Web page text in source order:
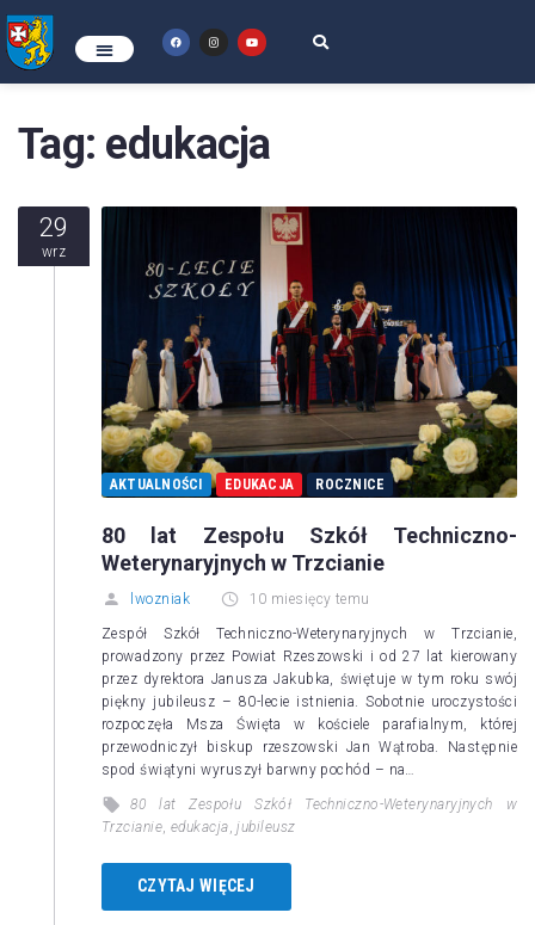
Tag: edukacja
29
wrz
AKTUALNOŚCI EDUKACJA ROCZNICE
80 lat Zespołu Szkół Techniczno-
Weterynaryjnych w Trzcianie
lwozniak 10 miesięcy temu
Zespół Szkół Techniczno-Weterynaryjnych w Trzcianie,
prowadzony przez Powiat Rzeszowski i od 27 lat kierowany
przez dyrektora Janusza Jakubka, świętuje w tym roku swój
piękny jubileusz – 80-lecie istnienia. Sobotnie uroczystości
rozpoczęła Msza Święta w kościele parafialnym, której
przewodniczył biskup rzeszowski Jan Wątroba. Następnie
spod świątyni wyruszył barwny pochód – na…
80 lat Zespołu Szkół Techniczno-Weterynaryjnych w
Trzcianie edukacja ,jubileusz
CZYTAJ WIĘCEJ